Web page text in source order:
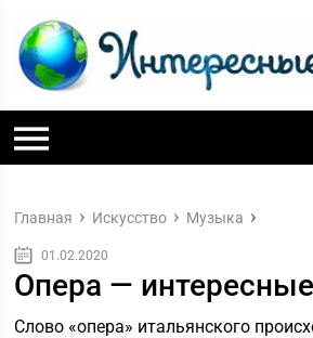
Главная Искусство Музыка
01.02.2020
Опера —
Слово «опера» итальянского